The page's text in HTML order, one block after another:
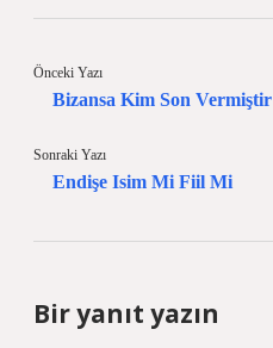
Önceki Yazı
Bizansa Kim Son Vermiştir
Sonraki Yazı
Endişe Isim Mi Fiil Mi
Bir yanıt yazın